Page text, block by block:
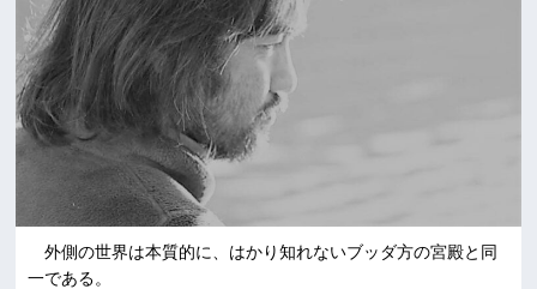
外側の世界は本質的に、はかり知れないブッダ方の宮殿と同
一である。